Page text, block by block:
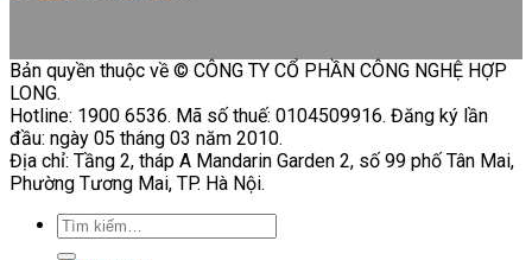
Bản quyền thuộc về © CÔNG TY CỔ PHẦN CÔNG NGHỆ HỢP
LONG.
Hotline: 1900 6536. Mã số thuế: 0104509916. Đăng ký lần
đầu: ngày 05 tháng 03 năm 2010.
Địa chỉ: Tầng 2, tháp A Mandarin Garden 2, số 99 phố Tân Mai,
Phường Tương Mai, TP. Hà Nội.
Tìm